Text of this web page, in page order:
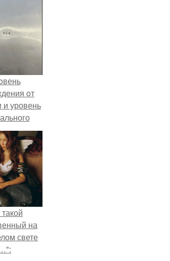
oт
и уровень
на
свете